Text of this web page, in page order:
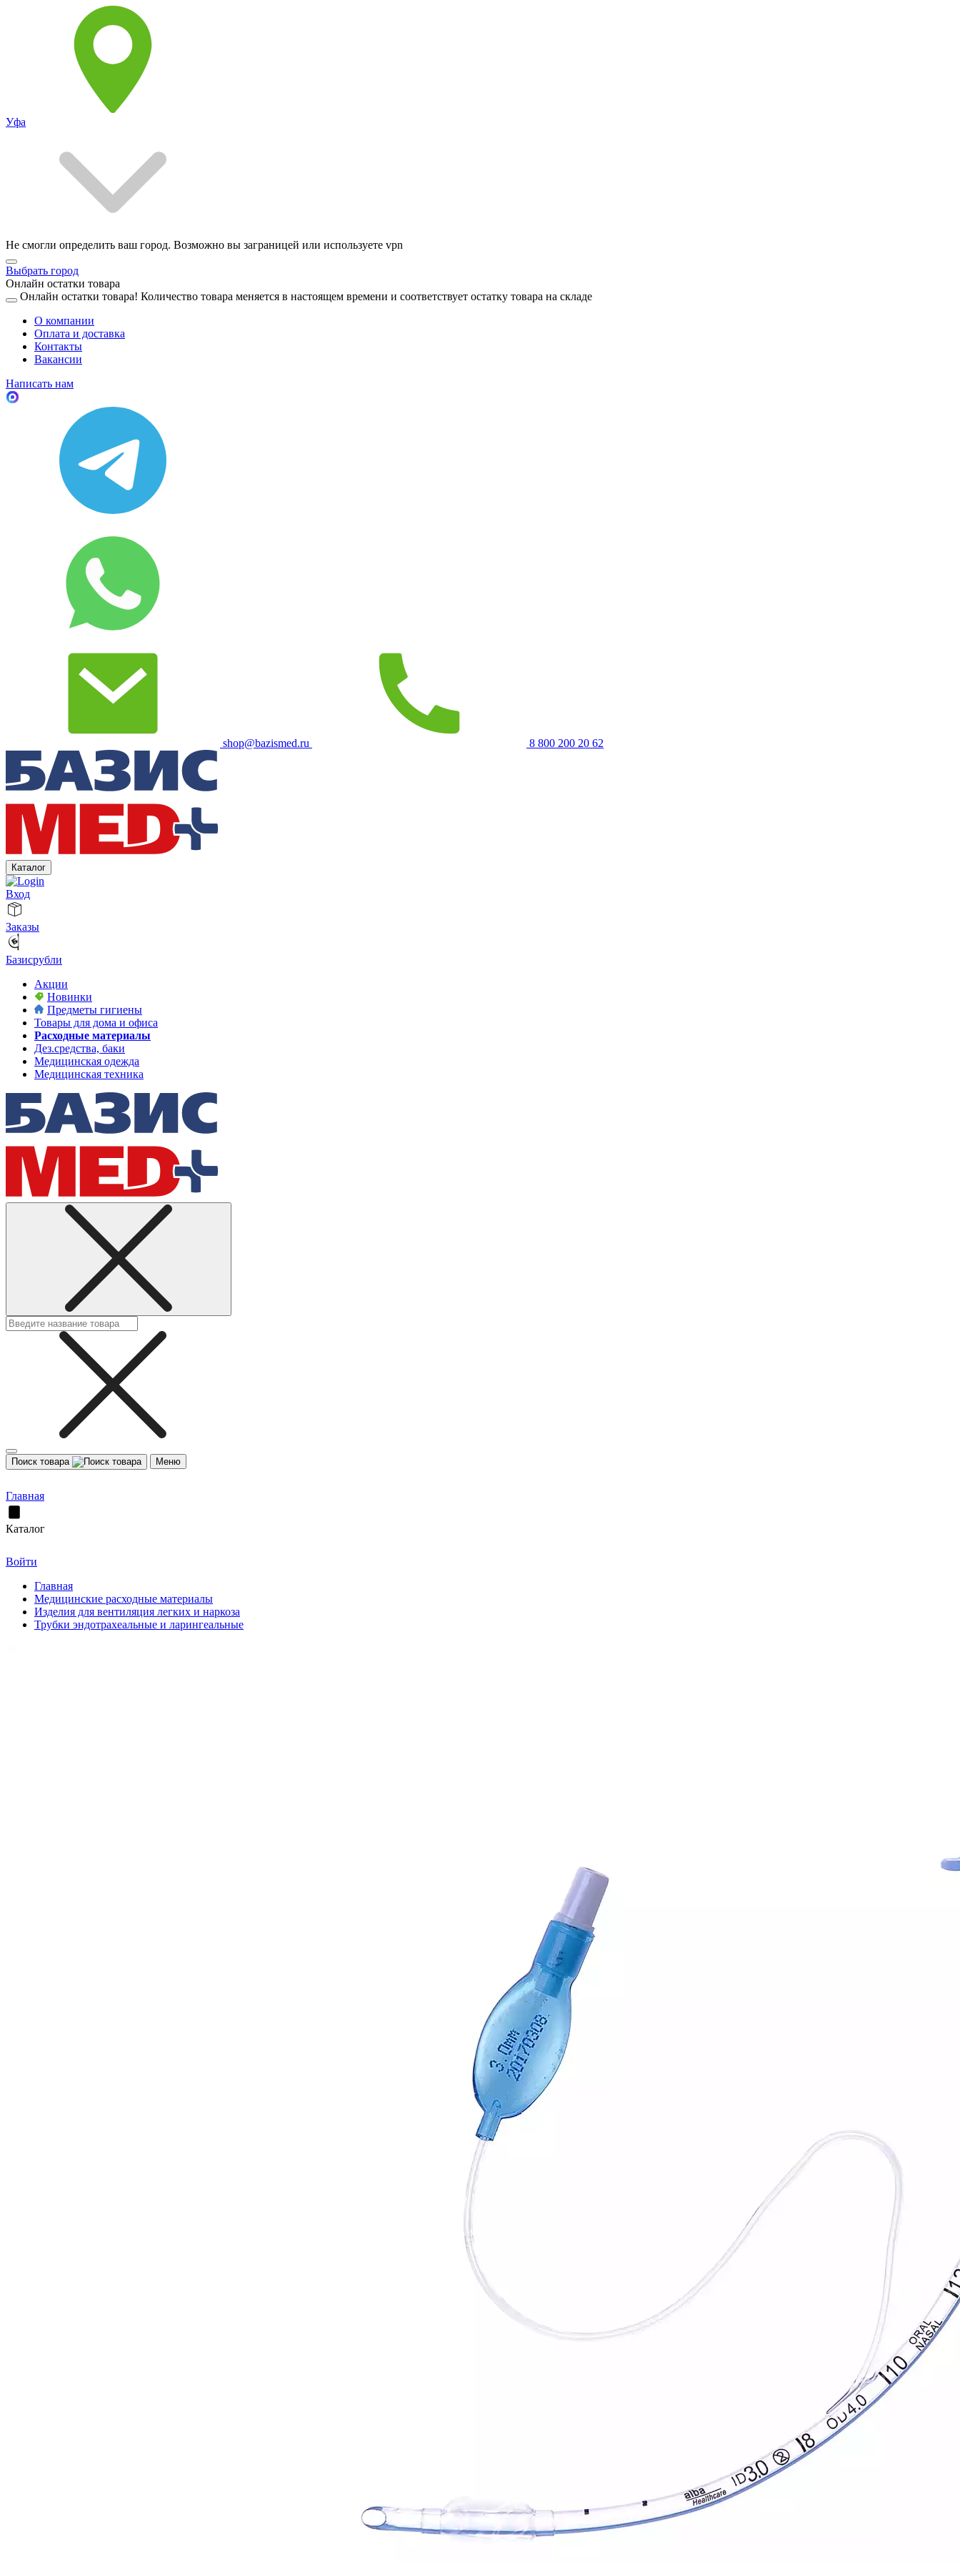
Уфа
Не смогли определить ваш город. Возможно вы заграницей или используете vpn
Выбрать город
Онлайн остатки товара
Онлайн остатки товара! Количество товара меняется в настоящем времени и соответствует остатку товара на складе
О компании
Оплата и доставка
Контакты
Вакансии
Написать нам
shop@bazismed.ru 8 800 200 20 62
Каталог
Вход
Заказы
Базисрубли
Акции
Новинки
Предметы гигиены
Товары для дома и офиса
Расходные материалы
Дез.средства, баки
Медицинская одежда
Медицинская техника
Поиск товара Меню
Главная
Каталог
Войти
Главная
Медицинские расходные материалы
Изделия для вентиляция легких и наркоза
Трубки эндотрахеальные и ларингеальные